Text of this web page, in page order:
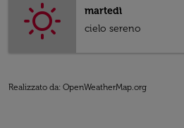
martedì
cielo sereno
Realizzato da: OpenWeatherMap.org